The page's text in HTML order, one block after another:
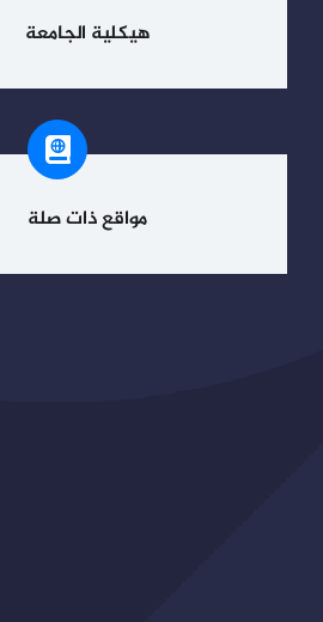
هيكلية الجامعة
مواقع ذات صلة